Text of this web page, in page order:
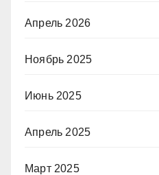
Апрель 2026
Ноябрь 2025
Июнь 2025
Апрель 2025
Март 2025